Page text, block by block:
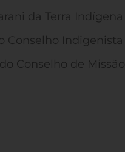
da Terra Indígena
Indigenista
Conselho de